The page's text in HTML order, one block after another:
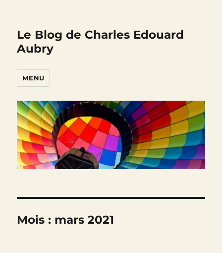
Le Blog de Charles Edouard
Aubry
MENU
Mois : mars 2021